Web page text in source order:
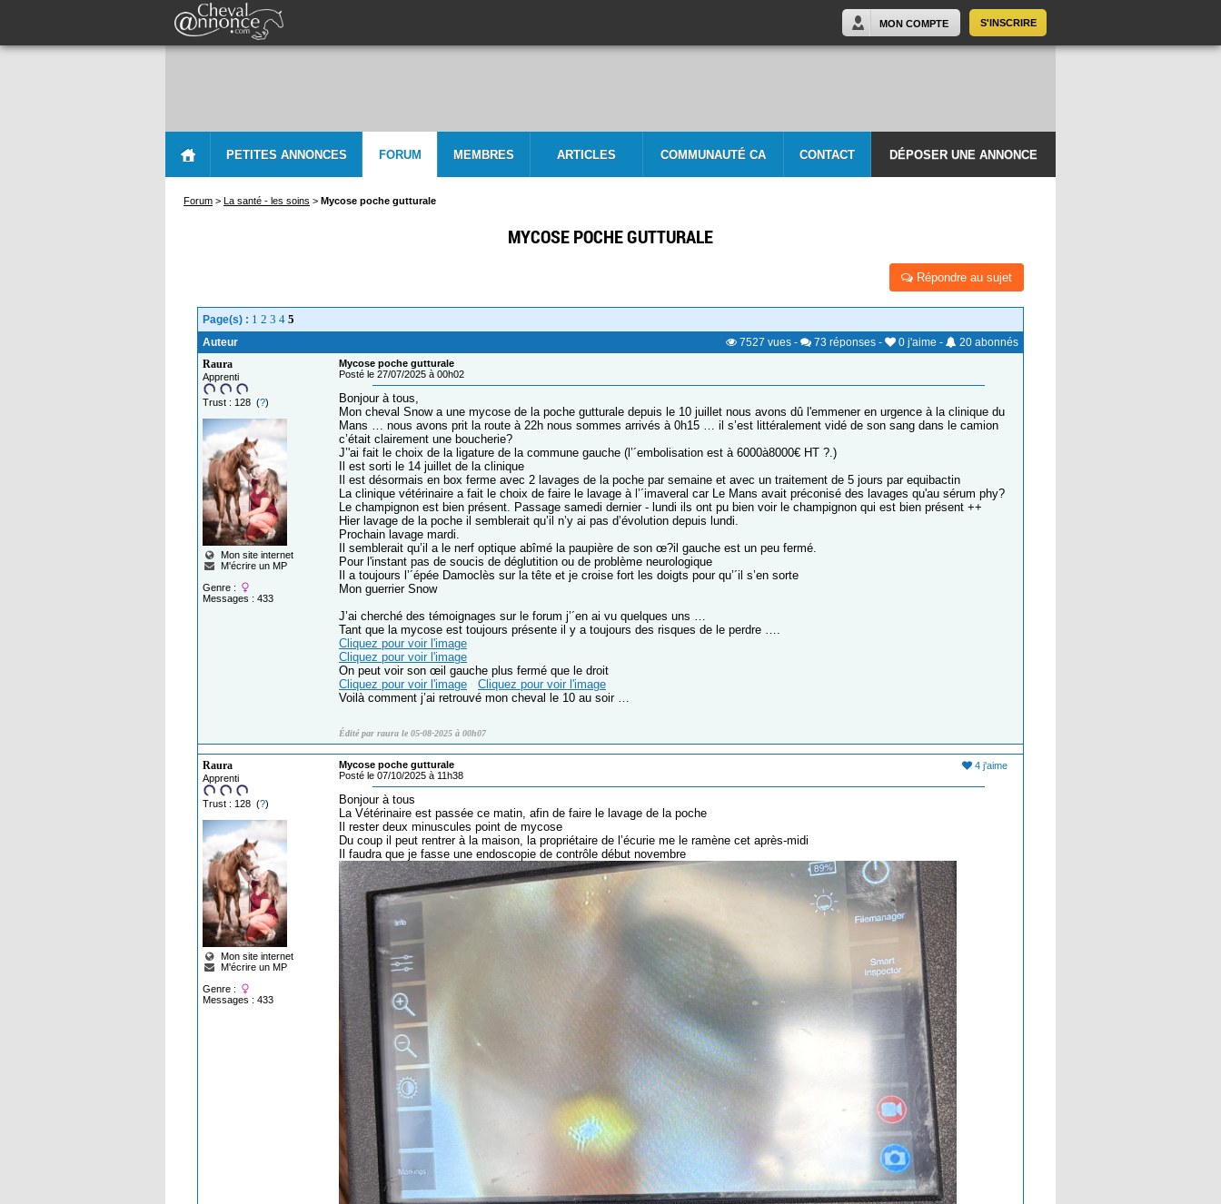
S'INSCRIRE
MON COMPTE
PETITES ANNONCES FORUM MEMBRES ARTICLES COMMUNAUTÉ CA CONTACT DÉPOSER UNE ANNONCE
Forum > La santé - les soins > Mycose poche gutturale
MYCOSE POCHE GUTTURALE
Répondre au sujet
Page(s) : 1 2 3 4 5
Auteur 7527 vues - 73 réponses - 0 j'aime - 20 abonnés
Raura
Apprenti
Trust : 128 (?)
Mon site internet
M'écrire un MP
Genre :
Messages : 433
Mycose poche gutturale
Posté le 27/07/2025 à 00h02
Bonjour à tous,
Mon cheval Snow a une mycose de la poche gutturale depuis le 10 juillet nous avons dû l'emmener en urgence à la clinique du
Mans … nous avons prit la route à 22h nous sommes arrivés à 0h15 … il s’est littéralement vidé de son sang dans le camion
c’était clairement une boucherie?
J’'ai fait le choix de la ligature de la commune gauche (l’´embolisation est à 6000à8000€ HT ?.)
Il est sorti le 14 juillet de la clinique
Il est désormais en box ferme avec 2 lavages de la poche par semaine et avec un traitement de 5 jours par equibactin
La clinique vétérinaire a fait le choix de faire le lavage à l’´imaveral car Le Mans avait préconisé des lavages qu'au sérum phy?
Le champignon est bien présent. Passage samedi dernier - lundi ils ont pu bien voir le champignon qui est bien présent ++
Hier lavage de la poche il semblerait qu’il n’y ai pas d’évolution depuis lundi.
Prochain lavage mardi.
Il semblerait qu’il a le nerf optique abîmé la paupière de son œ?il gauche est un peu fermé.
Pour l'instant pas de soucis de déglutition ou de problème neurologique
Il a toujours l’´épée Damoclès sur la tête et je croise fort les doigts pour qu’´il s’en sorte
Mon guerrier Snow
J’ai cherché des témoignages sur le forum j’´en ai vu quelques uns …
Tant que la mycose est toujours présente il y a toujours des risques de le perdre ….
Cliquez pour voir l'image
Cliquez pour voir l'image
On peut voir son œil gauche plus fermé que le droit
Cliquez pour voir l'image
Cliquez pour voir l'image
Voilà comment j’ai retrouvé mon cheval le 10 au soir …
Édité par raura le 05-08-2025 à 00h07
Raura
Apprenti
Trust : 128 (?)
Mon site internet
M'écrire un MP
Genre :
Messages : 433
4 j'aime
Mycose poche gutturale
Posté le 07/10/2025 à 11h38
Bonjour à tous
La Vétérinaire est passée ce matin, afin de faire le lavage de la poche
Il rester deux minuscules point de mycose
Du coup il peut rentrer à la maison, la propriétaire de l’écurie me le ramène cet après-midi
Il faudra que je fasse une endoscopie de contrôle début novembre